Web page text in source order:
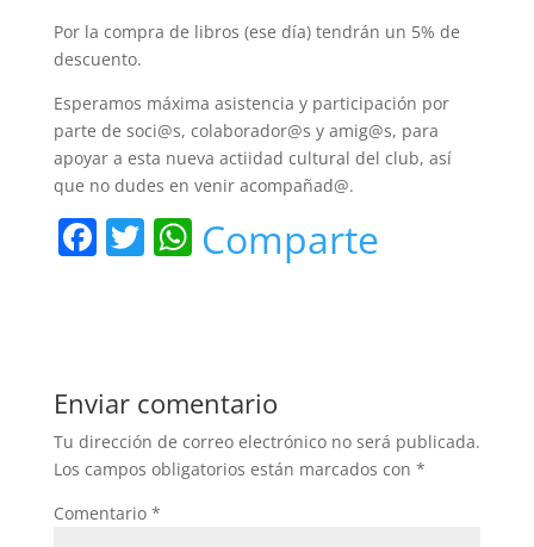
Por la compra de libros (ese día) tendrán un 5% de
descuento.
Esperamos máxima asistencia y participación por
parte de soci@s, colaborador@s y amig@s, para
apoyar a esta nueva actiidad cultural del club, así
que no dudes en venir acompañad@.
F
b
o
o
k
T W
A
p
p
Comparte
Enviar comentario
Tu dirección de correo electrónico no será publicada.
Los campos obligatorios están marcados con *
Comentario *